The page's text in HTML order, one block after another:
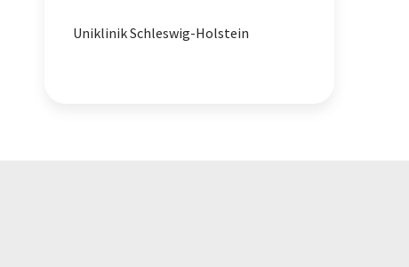
Uniklinik Schleswig-Holstein